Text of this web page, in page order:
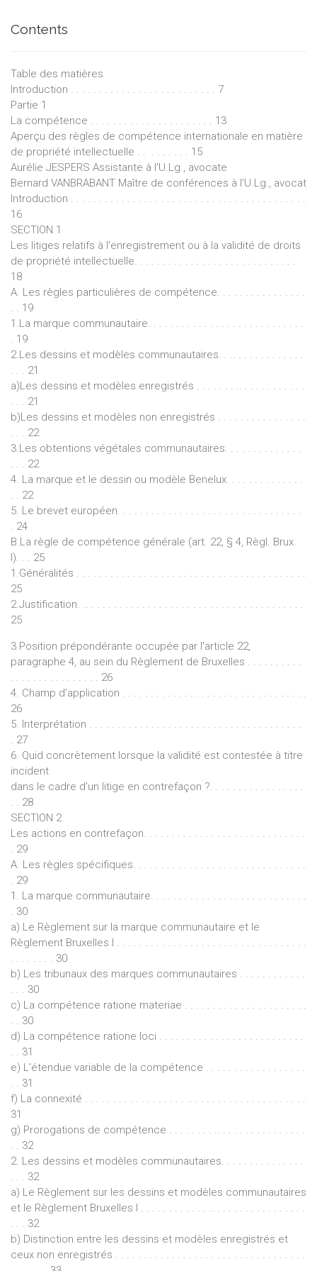
Contents
Table des matières
Introduction . . . . . . . . . . . . . . . . . . . . . . . . . . 7
Partie 1
La compétence . . . . . . . . . . . . . . . . . . . . . . 13
Aperçu des règles de compétence internationale en matière
de propriété intellectuelle . . . . . . . . . 15
Aurélie JESPERS Assistante à l'U.Lg., avocate
Bernard VANBRABANT Maître de conférences à l'U.Lg., avocat
Introduction . . . . . . . . . . . . . . . . . . . . . . . . . . . . . . . . . . . . . . . . . .
16
SECTION 1
Les litiges relatifs à l'enregistrement ou à la validité de droits
de propriété intellectuelle. . . . . . . . . . . . . . . . . . . . . . . . . . . . .
18
A. Les règles particulières de compétence. . . . . . . . . . . . . . . .
. . 19
1.La marque communautaire. . . . . . . . . . . . . . . . . . . . . . . . . . . .
. 19
2.Les dessins et modèles communautaires. . .. . . . . . . . . . . . .
. . . 21
a)Les dessins et modèles enregistrés . . . . . . . .. . . . . . . . . . . .
. . . 21
b)Les dessins et modèles non enregistrés . . . . . . . . . . . . . . . .
. . . 22
3.Les obtentions végétales communautaires. . . . . . . . . . . . . .
. . . 22
4. La marque et le dessin ou modèle Benelux. . . . . . . . . . . . . .
. . 22
5. Le brevet européen. . . . . . . . . . . . . . . . . . . . . . . . . . . . . . . . .
. 24
B.La règle de compétence générale (art. 22, § 4, Règl. Brux.
I). . . 25
1.Généralités . . . . . . . . . . . . . . . . . . . . . . . . . . . . . . . . . . . . . . . . .
25
2.Justification. .. . . . . . . . . . . . . . . . . . . . . . . . . . . . . . . . . . . . . . .
25
3.Position prépondérante occupée par l'article 22,
paragraphe 4, au sein du Règlement de Bruxelles . . . . . . . . . .
. . . . . . . . . . . . . . . . 26
4. Champ d’application . . . . . . . . . . . . . . . . . . . . . . . . . . . . . . . . .
26
5. Interprétation . . . . . . . . . . . . . . . . . . . . . . . . . . . . . . . . . . . . . .
. 27
6. Quid concrètement lorsque la validité est contestée à titre
incident
dans le cadre d’un litige en contrefaçon ?. . . . . . . . . . . . . . . . .
. . 28
SECTION 2
Les actions en contrefaçon. . . . . . . . . . . . . . . . . . . . . . . . . . . . .
. 29
A. Les règles spécifiques. . . . . . . . . . . . . . . . . . . . . . . . . . . . . . .
. 29
1. La marque communautaire. . . . . . . . . . . . . . . . . . . . . . . . . . . .
. 30
a) Le Règlement sur la marque communautaire et le
Règlement Bruxelles I . . . . . . . . . . . . . . . . . . . . . . . . . . . . . . . . . .
. . . . . . . . 30
b) Les tribunaux des marques communautaires . . . . . . . . . . . .
. . . 30
c) La compétence ratione materiae . . . . . . . . . . . . . . . . . . . . . .
. . 30
d) La compétence ratione loci . . . . . . . . . . . . . . . . . . . . . . . . . .
. . 31
e) L’étendue variable de la compétence . . . . . . . . . . . . . . . . . .
. . 31
f) La connexité . . . . . . . . . . . . . . . . . . .. . . . . . . . . . . . . . . . . . . . .
31
g) Prorogations de compétence . . . . . . . . .. . . . . . . . . . . . . . . .
. . 32
2. Les dessins et modèles communautaires. . . . . . . . . . . . . . .
. . . 32
a) Le Règlement sur les dessins et modèles communautaires
et le Règlement Bruxelles I . . . . . . . . . . . . .. . . . . . . . . . . . . . . . .
. . . 32
b) Distinction entre les dessins et modèles enregistrés et
ceux non enregistrés . . . . . . . . . . . . . . . . . . . . . . . . . . . . . . . . . .